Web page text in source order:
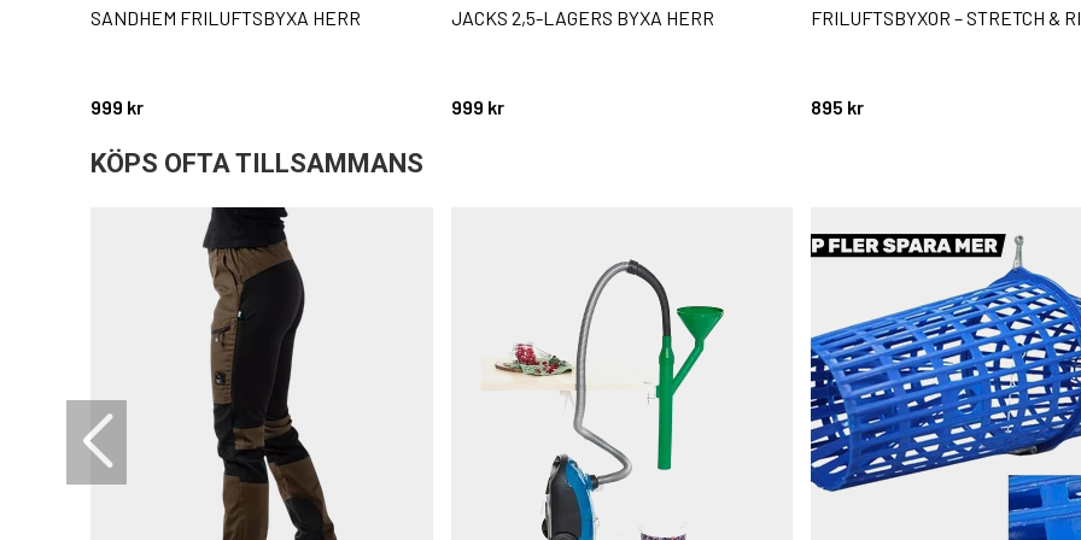
SANDHEM FRILUFTSBYXA HERR
999 kr
JACKS 2,5-LAGERS BYXA HERR
999 kr
FRILUFTSBYXOR – STRETCH &
895 kr
KÖPS OFTA TILLSAMMANS